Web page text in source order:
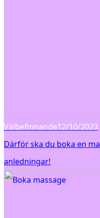
Välbefinnande12/10/2023
Därför ska du boka en
anledningar!